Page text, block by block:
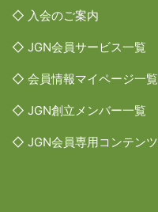
◇ 入会のご案内
◇ JGN会員サービス一覧
◇ 会員情報マイページ一覧
◇ JGN創立メンバー一覧
◇ JGN会員専用コンテンツ